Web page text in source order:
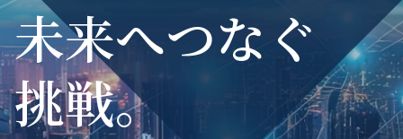
未来へつなぐ
挑戦。